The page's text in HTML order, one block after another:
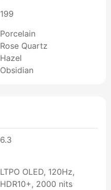
199
Porcelain
Rose Quartz
Hazel
Obsidian
6.3
LTPO OLED, 120Hz,
HDR10+, 2000 nits